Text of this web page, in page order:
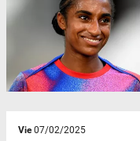
Vie07/02/2025